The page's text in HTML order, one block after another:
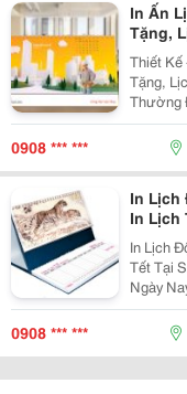
In Ấn
Tặng,
Thiết Kế
Tặng, Lịch 2016 Lịch Tết
Thường
Tặng
Vừa
0908 *** ***
In Lịch
In Lịch
In Lịch
Tết Tại Sao Cần Thiết Kế Lịch Tết Thiết Kế Lịch Tết -
Ngày
Xuân Về
Tiếp.
0908 *** ***